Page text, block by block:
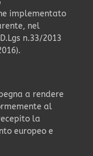
implementato
nel
n.33/2013
a rendere
al
la
europeo e